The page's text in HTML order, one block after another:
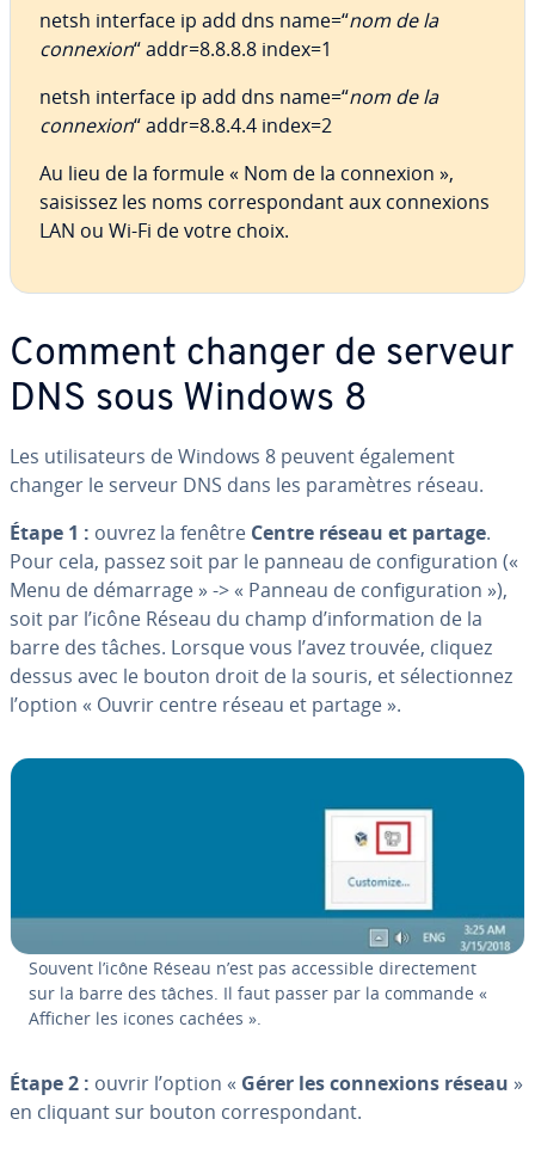
netsh interface ip add dns name=“nom de la
connexion“ addr=8.8.8.8 index=1
netsh interface ip add dns name=“nom de la
connexion“ addr=8.8.4.4 index=2
Au lieu de la formule « Nom de la connexion »,
saisissez les noms cor­res­pon­dant aux con­nexions
LAN ou Wi-Fi de votre choix.
Comment changer de serveur
DNS sous Windows 8
Les uti­li­sa­teurs de Windows 8 peuvent également
changer le serveur DNS dans les pa­ra­mètres réseau.
Étape 1 : ouvrez la fenêtre Centre réseau et partage.
Pour cela, passez soit par le panneau de con­fi­gu­ra­tion («
Menu de démarrage » -> « Panneau de con­fi­gu­ra­tion »),
soit par l’icône Réseau du champ d’in­for­ma­tion de la
barre des tâches. Lorsque vous l’avez trouvée, cliquez
dessus avec le bouton droit de la souris, et sé­lec­tion­nez
l’option « Ouvrir centre réseau et partage ».
Souvent l’icône Réseau n’est pas ac­ces­sible di­rec­te­ment
sur la barre des tâches. Il faut passer par la commande «
Afficher les icones cachées ».
Étape 2 : ouvrir l’option « Gérer les con­nexions réseau »
en cliquant sur bouton cor­res­pon­dant.